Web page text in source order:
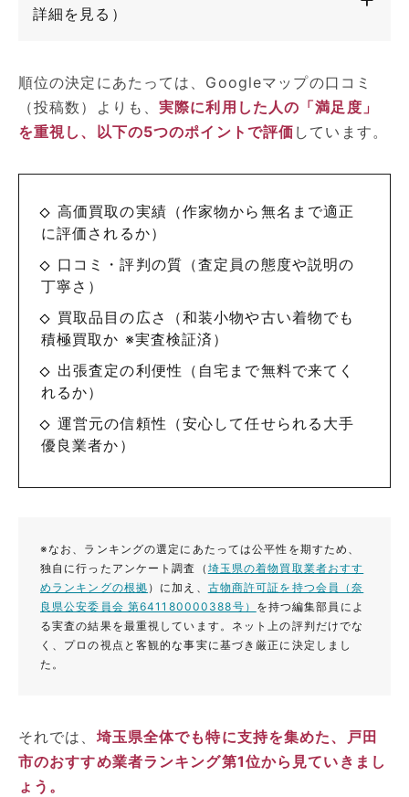
詳細を見る）
順位の決定にあたっては、Googleマップの口コミ
（投稿数）よりも、実際に利用した人の「満足度」
を重視し、以下の5つのポイントで評価 しています。
高価買取の実績（作家物から無名まで適正
に評価されるか）
口コミ・評判の質（査定員の態度や説明の
丁寧さ）
買取品目の広さ（和装小物や古い着物でも
積極買取か ※実査検証済）
出張査定の利便性（自宅まで無料で来てく
れるか）
運営元の信頼性（安心して任せられる大手
優良業者か）
※なお、ランキングの選定にあたっては公平性を期すため、
独自に行ったアンケート調査（ 埼玉県の着物買取業者おすす
めランキングの根拠 ）に加え、 古物商許可証を持つ会員（奈
良県公安委員会 第641180000388号） を持つ編集部員によ
る実査の結果を最重視しています。ネット上の評判だけでな
く、プロの視点と客観的な事実に基づき厳正に決定しまし
た。
それでは、 埼玉県全体でも特に支持を集めた、戸田
市のおすすめ業者ランキング第1位から見ていきまし
ょう。